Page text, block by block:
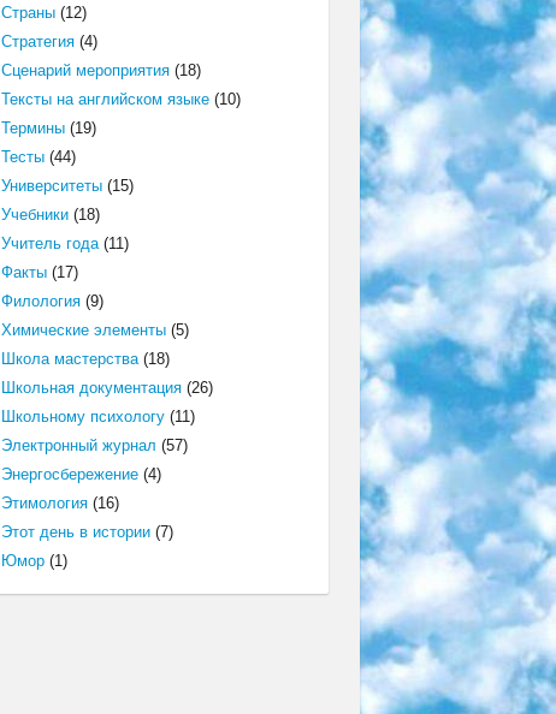
Страны(12)
Стратегия(4)
Сценарий мероприятия(18)
Тексты на английском языке(10)
Термины(19)
Тесты(44)
Университеты(15)
Учебники(18)
Учитель года(11)
Факты(17)
Филология(9)
Химические элементы(5)
Школа мастерства(18)
Школьная документация(26)
Школьному психологу(11)
Электронный журнал (57)
Энергосбережение(4)
Этимология(16)
Этот день в истории(7)
Юмор(1)